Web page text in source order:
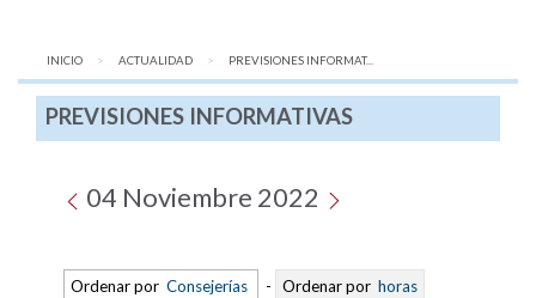
INICIO ACTUALIDAD AQUÍ:
PREVISIONES INFORMAT...
PREVISIONES INFORMATIVAS
04 Noviembre 2022
Ordenar por Consejerías - Ordenar por horas